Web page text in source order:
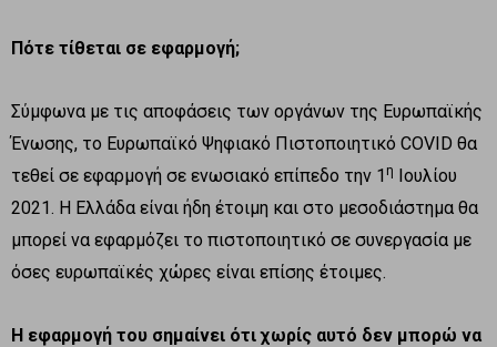
Πότε τίθεται σε εφαρμογή;
Σύμφωνα με τις αποφάσεις των οργάνων της Ευρωπαϊκής
Ένωσης, το Ευρωπαϊκό Ψηφιακό Πιστοποιητικό COVID θα
τεθεί σε εφαρμογή σε ενωσιακό επίπεδο την 1 η Ιουλίου
2021. Η Ελλάδα είναι ήδη έτοιμη και στο μεσοδιάστημα θα
μπορεί να εφαρμόζει το πιστοποιητικό σε συνεργασία με
όσες ευρωπαϊκές χώρες είναι επίσης έτοιμες.
Η εφαρμογή του σημαίνει ότι χωρίς αυτό δεν μπορώ να